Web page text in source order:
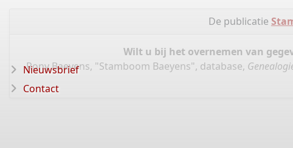
De publicatie
Wilt u bij het overnemen van
Rony Baeyens, "Stamboom Baeyens", database,
Nieuwsbrief
Contact